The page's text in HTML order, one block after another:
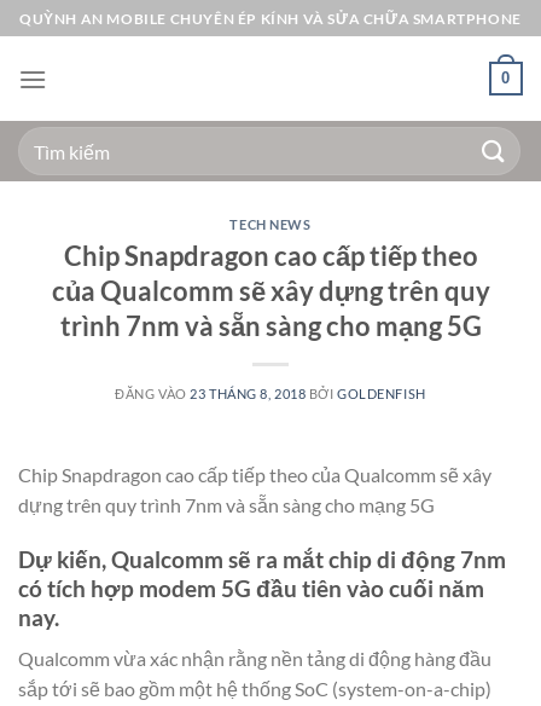
Bỏ
qua
nội
QUỲNH AN MOBILE CHUYÊN ÉP KÍNH VÀ SỬA CHỮA SMARTPHONE
0
Tìm
kiếm:
TECH NEWS
Chip Snapdragon cao cấp tiếp theo
của Qualcomm sẽ xây dựng trên quy
trình 7nm và sẵn sàng cho mạng 5G
ĐĂNG VÀO 23 THÁNG 8, 2018 BỞIGOLDENFISH
Chip Snapdragon cao cấp tiếp theo của Qualcomm sẽ xây
dựng trên quy trình 7nm và sẵn sàng cho mạng 5G
Dự kiến, Qualcomm sẽ ra mắt chip di động 7nm
có tích hợp modem 5G đầu tiên vào cuối năm
nay.
Qualcomm vừa xác nhận rằng nền tảng di động hàng đầu
sắp tới sẽ bao gồm một hệ thống SoC (system-on-a-chip)